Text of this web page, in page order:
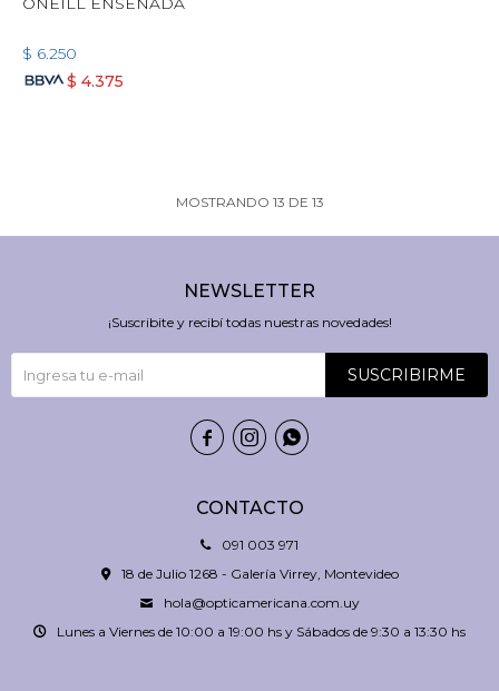
$ 6.250
$ 4.375
MOSTRANDO 13 DE 13
CONTACTO
091 003 971
18 de Julio 1268 - Galería Virrey, Montevideo
hola@opticamericana.com.uy
Lunes a Viernes de 10:00 a 19:00 hs y Sábados de 9:30 a 13:30 hs
NEWSLETTER
¡Suscribite y recibí todas nuestras novedades!
SUSCRIBIRME
  